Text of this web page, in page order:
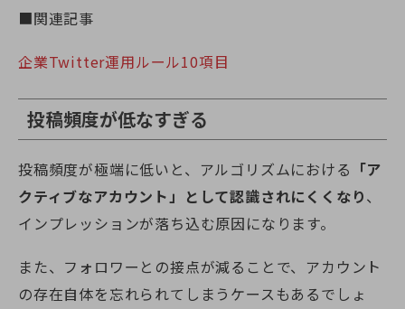
■関連記事
企業Twitter運用ルール10項目
投稿頻度が低なすぎる
投稿頻度が極端に低いと、アルゴリズムにおける 「ア
クティブなアカウント」として認識されにくくなり、
インプレッションが落ち込む原因になります。
また、フォロワーとの接点が減ることで、アカウント
の存在自体を忘れられてしまうケースもあるでしょ